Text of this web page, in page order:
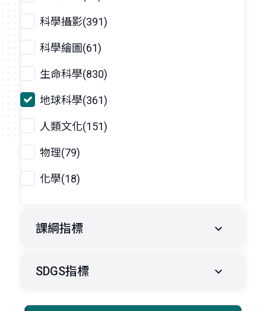
科學攝影(391)
科學繪圖(61)
生命科學(830)
地球科學(361)
人類文化(151)
物理(79)
化學(18)
課綱指標
SDGS指標